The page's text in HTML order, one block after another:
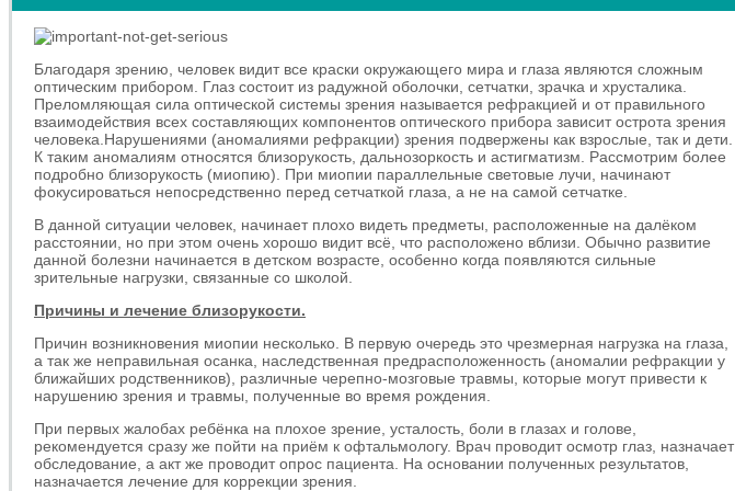
Благодаря зрению, человек видит все краски окружающего мира и глаза являются сложным
оптическим прибором. Глаз состоит из радужной оболочки, сетчатки, зрачка и хрусталика.
Преломляющая сила оптической системы зрения называется рефракцией и от правильного
взаимодействия всех составляющих компонентов оптического прибора зависит острота зрения
человека. Нарушениями (аномалиями рефракции) зрения подвержены как взрослые, так и дети.
К таким аномалиям относятся близорукость, дальнозоркость и астигматизм. Рассмотрим более
подробно близорукость (миопию). При миопии параллельные световые лучи, начинают
фокусироваться непосредственно перед сетчаткой глаза, а не на самой сетчатке.
В данной ситуации человек, начинает плохо видеть предметы, расположенные на далёком
расстоянии, но при этом очень хорошо видит всё, что расположено вблизи. Обычно развитие
данной болезни начинается в детском возрасте, особенно когда появляются сильные
зрительные нагрузки, связанные со школой.
Причины и лечение близорукости.
Причин возникновения миопии несколько. В первую очередь это чрезмерная нагрузка на глаза,
а так же неправильная осанка, наследственная предрасположенность (аномалии рефракции у
ближайших родственников), различные черепно-мозговые травмы, которые могут привести к
нарушению зрения и травмы, полученные во время рождения.
При первых жалобах ребёнка на плохое зрение, усталость, боли в глазах и голове,
рекомендуется сразу же пойти на приём к офтальмологу. Врач проводит осмотр глаз, назначает
обследование, а акт же проводит опрос пациента. На основании полученных результатов,
назначается лечение для коррекции зрения.